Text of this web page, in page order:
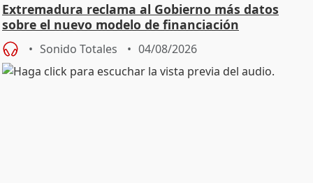
Extremadura reclama al Gobierno más datos
sobre el nuevo modelo de financiación
Sonido Totales 04/08/2026